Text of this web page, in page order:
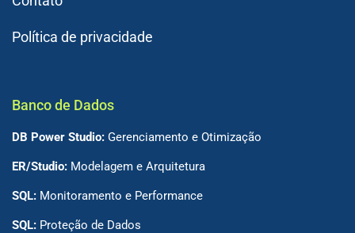
Política de privacidade
Banco de Dados
DB Power Studio: Gerenciamento e Otimização
ER/Studio: Modelagem e Arquitetura
SQL: Monitoramento e Performance
SQL: Proteção de Dados